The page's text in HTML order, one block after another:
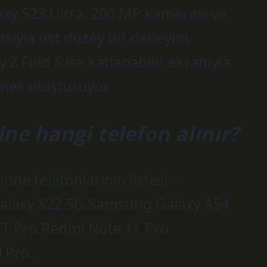
S23 Ultra, 200 MP kamerası ve
üst düzey bir deneyim
Z Fold 5 ise katlanabilir ekranıyla
oluşturuyor.
hangi telefon alınır?
telefonlarının listesi –
S22 5G.Samsung Galaxy A54
Pro.Redmi Note 11 Pro